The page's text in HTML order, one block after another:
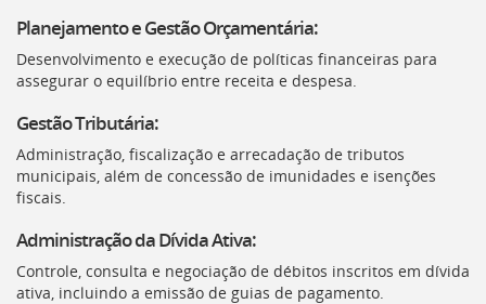
para
o
conteúdo
desta
página
Ir
para
a
[]
Voltar
para
débitos
alíquotas
Planejamento e Gestão Orçamentária:
Desenvolvimento e execução de políticas financeiras para
assegurar o equilíbrio entre receita e despesa.
Gestão Tributária:
Administração, fiscalização e arrecadação de tributos
municipais, além de concessão de imunidades e isenções
fiscais.
Administração da Dívida Ativa:
Controle, consulta e negociação de débitos inscritos em dívida
ativa, incluindo a emissão de guias de pagamento.